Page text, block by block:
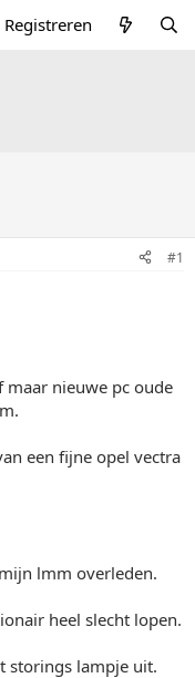
Registreren
#1
maar nieuwe pc oude
een fijne opel vectra
lmm overleden.
heel slecht lopen.
storings lampje uit.